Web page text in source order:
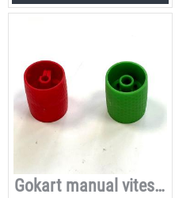
Gokart manual vitesse roller